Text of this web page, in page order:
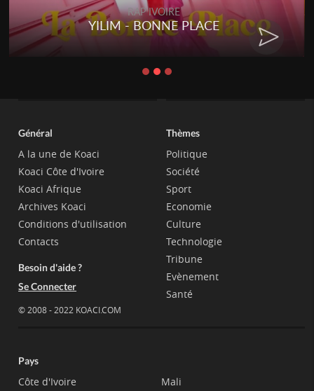
RAP IVOIRE
YILIM - BONNE PLACE
Général
A la une de Koaci
Koaci Côte d'Ivoire
Koaci Afrique
Archives Koaci
Conditions d'utilisation
Contacts
Besoin d'aide ?
Se Connecter
© 2008 - 2022 KOACI.COM
Thèmes
Politique
Société
Sport
Economie
Culture
Technologie
Tribune
Evènement
Santé
Pays
Côte d'Ivoire
Mali